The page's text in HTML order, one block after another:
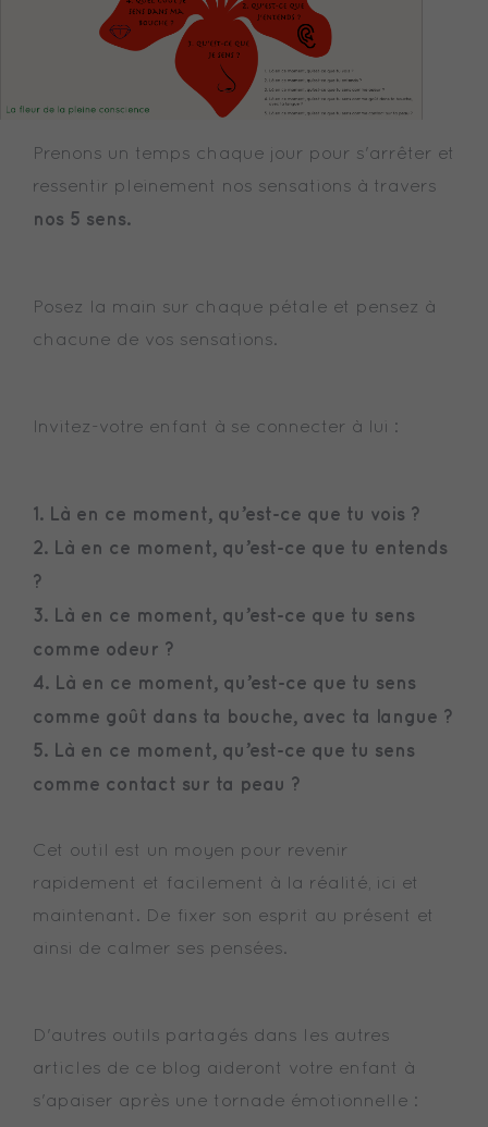
Prenons un temps chaque jour pour s'arrêter et
ressentir pleinement nos sensations à travers
nos 5 sens.
Posez la main sur chaque pétale et pensez à
chacune de vos sensations.
Invitez-votre enfant à se connecter à lui :
1. Là en ce moment, qu’est-ce que tu vois ?
2. Là en ce moment, qu’est-ce que tu entends
?
3. Là en ce moment, qu’est-ce que tu sens
comme odeur ?
4. Là en ce moment, qu’est-ce que tu sens
comme goût dans ta bouche, avec ta langue ?
5. Là en ce moment, qu’est-ce que tu sens
comme contact sur ta peau ?
Cet outil est un moyen pour revenir
rapidement et facilement à la réalité, ici et
maintenant. De fixer son esprit au présent et
ainsi de calmer ses pensées.
D'autres outils partagés dans les autres
articles de ce blog aideront votre enfant à
s'apaiser après une tornade émotionnelle :